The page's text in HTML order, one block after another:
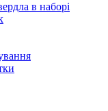
в наборі